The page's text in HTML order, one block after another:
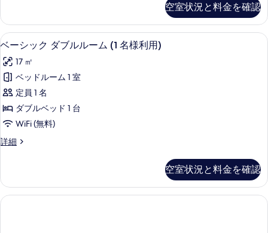
を
表
示
す
る
ー
ム
ダ
ブ
ル
ベ
ッ
ド
1
す
べ
ク
ダ
ブ
ル
ー
ダ
ブ
ル
ベ
ッ
の
詳
細
空室状況と料金を確認
ベ
ー
シ
ッ
ク
ダ
ブ
ル
ー
ム
高級寝具、ミニバー、セーフティボ
14
ベーシック ダブルルーム (1 名様利用)
17 ㎡
ベッドルーム 1 室
定員 1 名
ダブルベッド 1 台
WiFi (無料)
詳細
ベ
ク
ダ
ブ
空室状況と料金を確認